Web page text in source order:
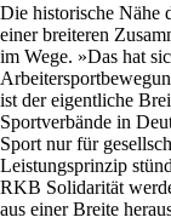
Die historische Nähe
einer breiteren
im Wege. »Das hat
ist der eigentliche
Sportverbände in
Sport nur für
Leistungsprinzip
RKB Solidarität
aus einer Breite